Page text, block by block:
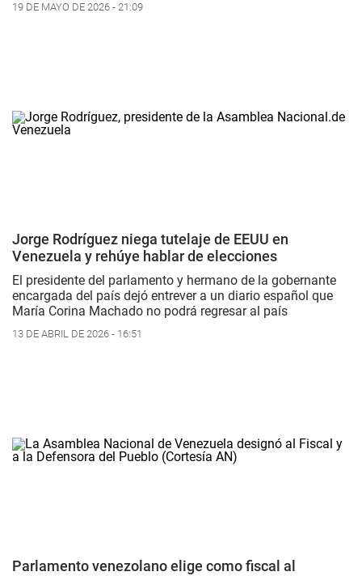
19 DE MAYO DE 2026 - 21:09
Jorge Rodríguez niega tutelaje de EEUU en
Venezuela y rehúye hablar de elecciones
El presidente del parlamento y hermano de la gobernante
encargada del país dejó entrever a un diario español que
María Corina Machado no podrá regresar al país
13 DE ABRIL DE 2026 - 16:51
Parlamento venezolano elige como fiscal al